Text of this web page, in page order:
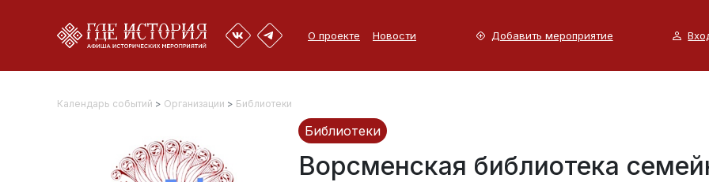
О проекте Новости Добавить мероприятие
Календарь событий > Организации > Библиотеки
Библиотеки
Ворсменская библиотека